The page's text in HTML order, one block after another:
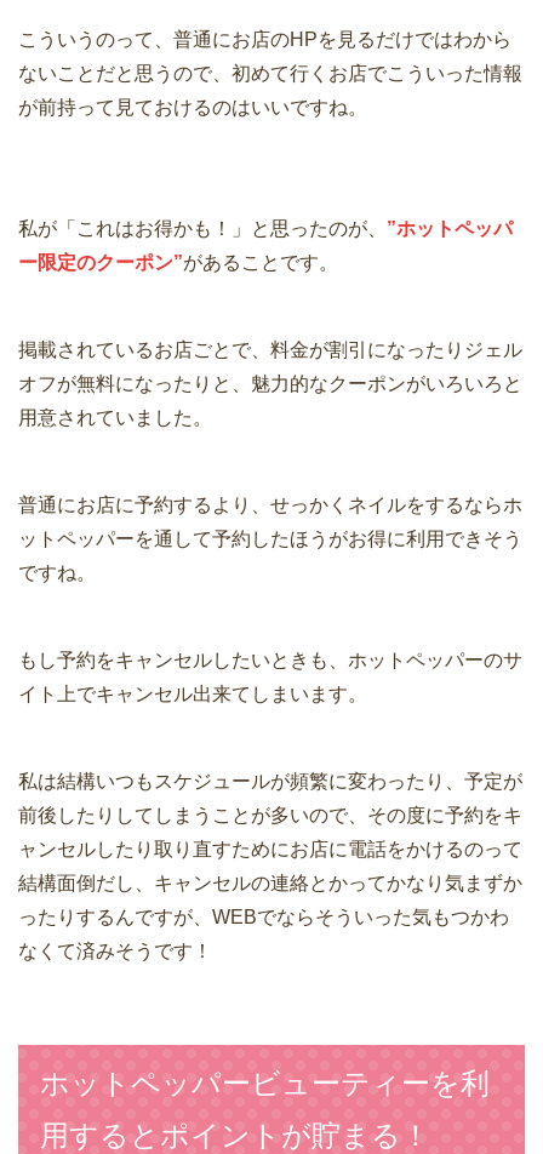
こういうのって、普通にお店のHPを見るだけではわから
ないことだと思うので、初めて行くお店でこういった情報
が前持って見ておけるのはいいですね。
私が「これはお得かも！」と思ったのが、 ”ホットペッパ
ー限定のクーポン”があることです。
掲載されているお店ごとで、料金が割引になったりジェル
オフが無料になったりと、魅力的なクーポンがいろいろと
用意されていました。
普通にお店に予約するより、せっかくネイルをするならホ
ットペッパーを通して予約したほうがお得に利用できそう
ですね。
もし予約をキャンセルしたいときも、ホットペッパーのサ
イト上でキャンセル出来てしまいます。
私は結構いつもスケジュールが頻繁に変わったり、予定が
前後したりしてしまうことが多いので、その度に予約をキ
ャンセルしたり取り直すためにお店に電話をかけるのって
結構面倒だし、キャンセルの連絡とかってかなり気まずか
ったりするんですが、WEBでならそういった気もつかわ
なくて済みそうです！
ホットペッパービューティーを利
用するとポイントが貯まる！